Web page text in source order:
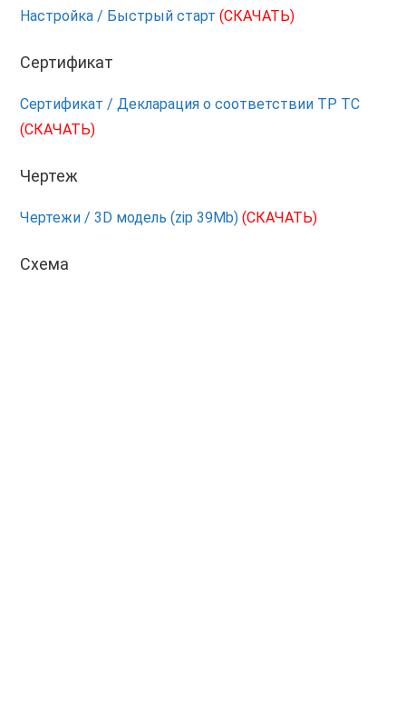
Настройка / Быстрый старт(СКАЧАТЬ)
Сертификат
Сертификат / Декларация о соответствии ТР ТС
(СКАЧАТЬ)
Чертеж
Чертежи / 3D модель (zip 39Mb)(СКАЧАТЬ)
Схема